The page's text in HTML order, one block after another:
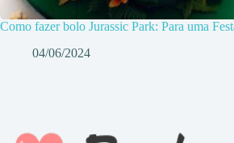
Como fazer bolo Jurassic Park: Para uma
04/06/2024